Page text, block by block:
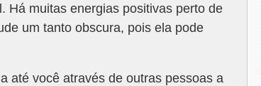
Há muitas energias positivas perto de
um tanto obscura, pois ela pode
até você através de outras pessoas a